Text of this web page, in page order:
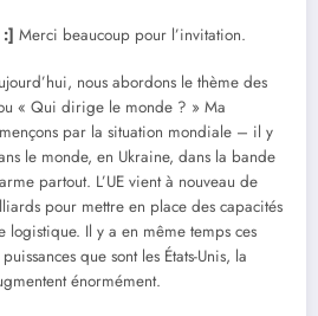
:] Merci beaucoup pour l’invitation.
nous abordons le thème des
« Qui dirige le monde ? » Ma
par la situation mondiale – il y
le monde, en Ukraine, dans la bande
partout. L’UE vient à nouveau de
pour mettre en place des capacités
logistique. Il y a en même temps ces
que sont les États-Unis, la
énormément.